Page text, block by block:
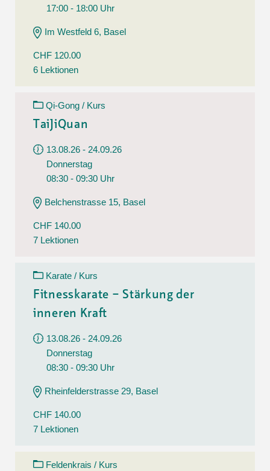
17:00 - 18:00 Uhr
Im Westfeld 6, Basel
CHF 120.00
6 Lektionen
Qi-Gong / Kurs
TaiJiQuan
13.08.26 - 24.09.26
Donnerstag
08:30 - 09:30 Uhr
Belchenstrasse 15, Basel
CHF 140.00
7 Lektionen
Karate / Kurs
Fitnesskarate – Stärkung der
inneren Kraft
13.08.26 - 24.09.26
Donnerstag
08:30 - 09:30 Uhr
Rheinfelderstrasse 29, Basel
CHF 140.00
7 Lektionen
Feldenkrais / Kurs